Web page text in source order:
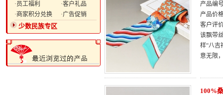
·员工福利
·客户礼品
·商家积分兑换
·广告促销
少数民族专区
产品编
产品价
客户评
该飘带
样“八吉
意无限
100%